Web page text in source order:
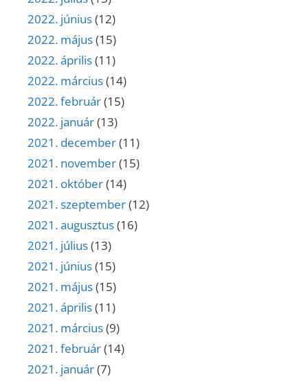
2022. június(12)
2022. május(15)
2022. április(11)
2022. március(14)
2022. február(15)
2022. január(13)
2021. december(11)
2021. november(15)
2021. október(14)
2021. szeptember(12)
2021. augusztus(16)
2021. július(13)
2021. június(15)
2021. május(15)
2021. április(11)
2021. március(9)
2021. február(14)
2021. január(7)